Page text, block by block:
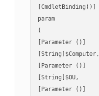
[CmdletBinding()]
param
(
[Parameter ()]
[String]$Computer,
[Parameter ()]
[String]$OU,
[Parameter ()]